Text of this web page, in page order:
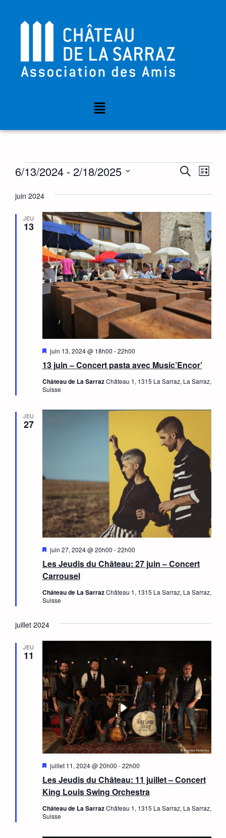
et
de
vues
LISTE
6/13/2024 - 2/18/2025
date.
juin 2024
JEU
13
13 juin – Concert pasta avec Music’Encor’
Mis
avant
juin 13, 2024 @ 18h00 -22h00
Château de La SarrazChâteau 1, 1315 La Sarraz, La Sarraz,
Suisse
JEU
27
Les Jeudis du Château: 27 juin – Concert
Carrousel
Mis
avant
juin 27, 2024 @ 20h00 -22h00
Château de La SarrazChâteau 1, 1315 La Sarraz, La Sarraz,
Suisse
juillet 2024
JEU
11
Les Jeudis du Château: 11 juillet – Concert
King Louis Swing Orchestra
Mis
avant
juillet 11, 2024 @ 20h00 -22h00
Château de La SarrazChâteau 1, 1315 La Sarraz, La Sarraz,
Suisse